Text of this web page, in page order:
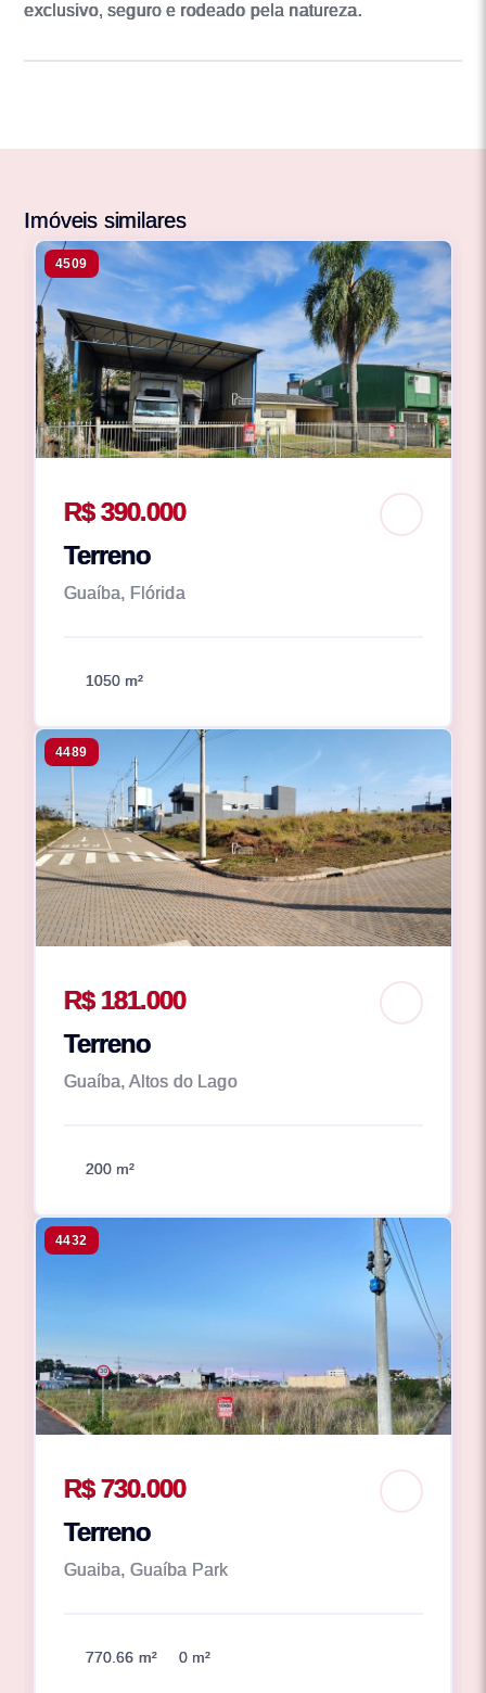
exclusivo, seguro e rodeado pela natureza.
Imóveis similares
4509
R$ 390.000
Terreno
Guaíba, Flórida
1050 m²
4489
R$ 181.000
Terreno
Guaíba, Altos do Lago
200 m²
4432
R$ 730.000
Terreno
Guaiba, Guaíba Park
770.66 m² 0 m²